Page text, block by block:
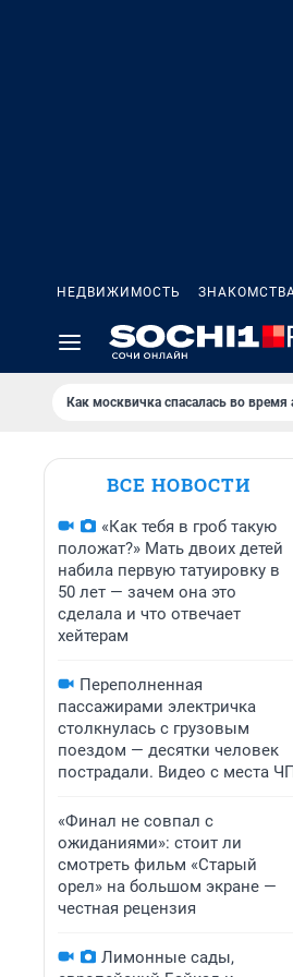
НЕДВИЖИМОСТЬ
Как москвичка спасалась во
ВСЕ НОВОСТИ
«Как тебя в гроб такую
положат?» Мать двоих детей
набила первую татуировку в
50 лет — зачем она это
сделала и что отвечает
хейтерам
Переполненная
пассажирами электричка
столкнулась с грузовым
поездом — десятки человек
пострадали. Видео с места
«Финал не совпал с
ожиданиями»: стоит ли
смотреть фильм «Старый
орел» на большом экране —
честная рецензия
Лимонные сады,